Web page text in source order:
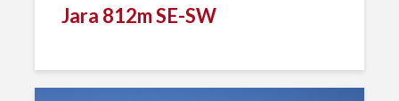
Jara 812m SE-SW